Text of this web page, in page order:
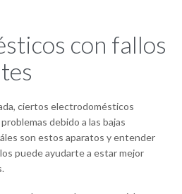
con fallos
ciertos electrodomésticos
debido a las bajas
son estos aparatos y entender
puede ayudarte a estar mejor